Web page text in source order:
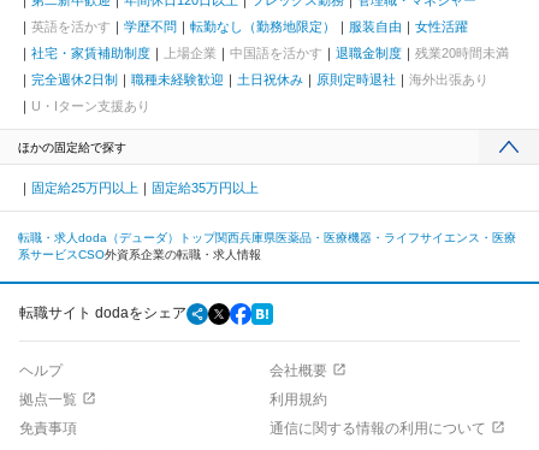
英語を活かす
学歴不問 転勤なし（勤務地限定） 服装自由
女性活躍
社宅・家賃補助制度
上場企業 中国語を活かす 退職金制度
残業20時間未満
完全週休2日制
職種未経験歓迎 土日祝休み 原則定時退社
海外出張あり
U・Iターン支援あり
ほかの固定給で探す
固定給25万円以上 固定給35万円以上
転職・求人doda（デューダ）トップ関西兵庫県医薬品・医療機器・ライフサイエンス・医療
系サービスCSO外資系企業の転職・求人情報
転職サイト dodaをシェア
ヘルプ
会社概要
拠点一覧
利用規約
免責事項
通信に関する情報の利用について